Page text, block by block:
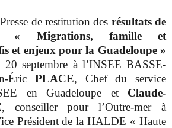
de restitution des résultats de
« Migrations, famille et
et enjeux pour la Guadeloupe »
septembre à l’INSEE BASSE-
Éric PLACE, Chef du service
en Guadeloupe et Claude-
, conseiller pour l’Outre-mer à
Président de la HALDE « Haute